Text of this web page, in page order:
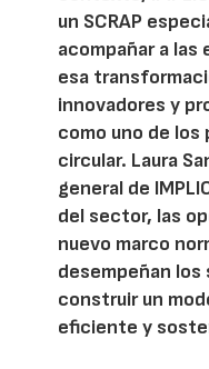
un SCRAP
acompañar a
esa
innovadores y
como uno de los
circular. Laura
general de
del sector, las
nuevo marco
desempeñan
construir un
eficiente y